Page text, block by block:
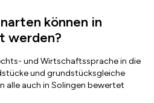
können in
werden?
und Wirtschaftssprache in die
und grundstücksgleiche
alle auch in Solingen bewertet